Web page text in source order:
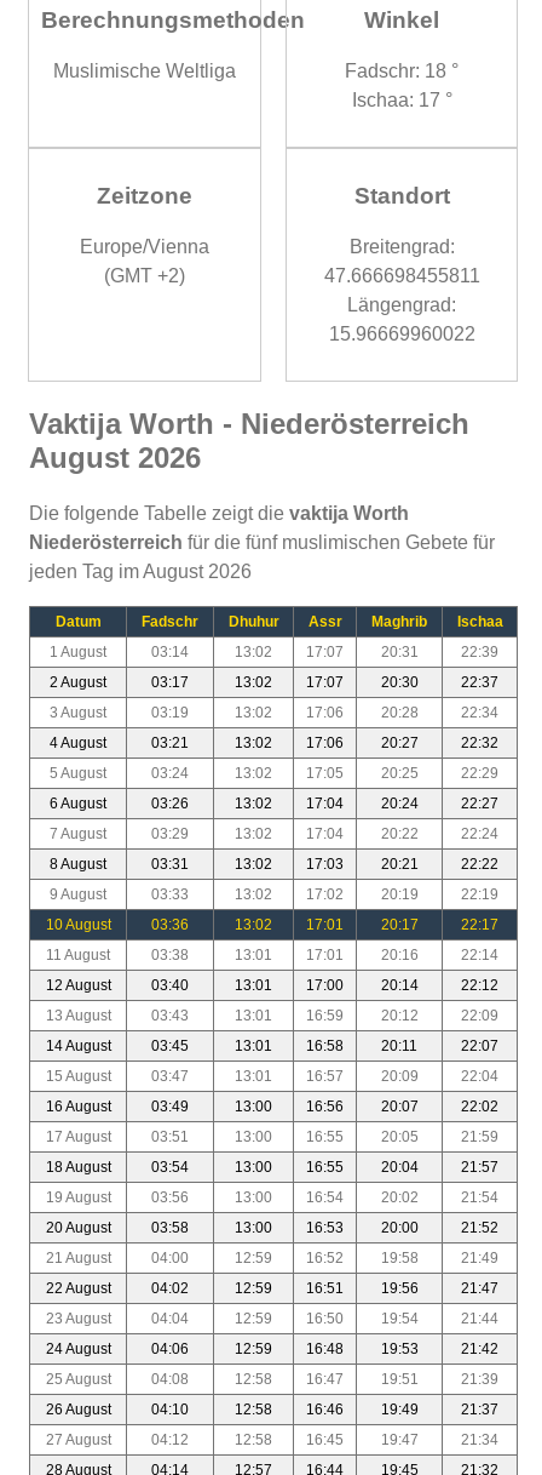
Berechnungsmethoden
Muslimische Weltliga
Winkel
Fadschr: 18 °
Ischaa: 17 °
Zeitzone
Europe/Vienna
(GMT +2)
Standort
Breitengrad:
47.666698455811
Längengrad:
15.96669960022
Vaktija Worth - Niederösterreich
August 2026
Die folgende Tabelle zeigt die vaktija Worth
Niederösterreich für die fünf muslimischen Gebete für
jeden Tag im August 2026
Datum Fadschr Dhuhur Assr Maghrib
Ischaa
1 August
03:14 13:02 17:07 20:31
22:39
2 August
03:17 13:02 17:07 20:30
22:37
3 August
03:19 13:02 17:06 20:28
22:34
4 August
03:21 13:02 17:06 20:27
22:32
5 August
03:24 13:02 17:05 20:25
22:29
6 August
03:26 13:02 17:04 20:24
22:27
7 August
03:29 13:02 17:04 20:22
22:24
8 August
03:31 13:02 17:03 20:21
22:22
9 August
03:33 13:02 17:02 20:19
22:19
10 August
03:36 13:02 17:01 20:17
22:17
11 August
03:38 13:01 17:01 20:16
22:14
12 August
03:40 13:01 17:00 20:14
22:12
13 August
03:43 13:01 16:59 20:12
22:09
14 August
03:45 13:01 16:58 20:11
22:07
15 August
03:47 13:01 16:57 20:09
22:04
16 August
03:49 13:00 16:56 20:07
22:02
17 August
03:51 13:00 16:55 20:05
21:59
18 August
03:54 13:00 16:55 20:04
21:57
19 August
03:56 13:00 16:54 20:02
21:54
20 August
03:58 13:00 16:53 20:00
21:52
21 August
04:00 12:59 16:52 19:58
21:49
22 August
04:02 12:59 16:51 19:56
21:47
23 August
04:04 12:59 16:50 19:54
21:44
24 August
04:06 12:59 16:48 19:53
21:42
25 August
04:08 12:58 16:47 19:51
21:39
26 August
04:10 12:58 16:46 19:49
21:37
27 August
04:12 12:58 16:45 19:47
21:34
28 August
04:14 12:57 16:44 19:45 21:32